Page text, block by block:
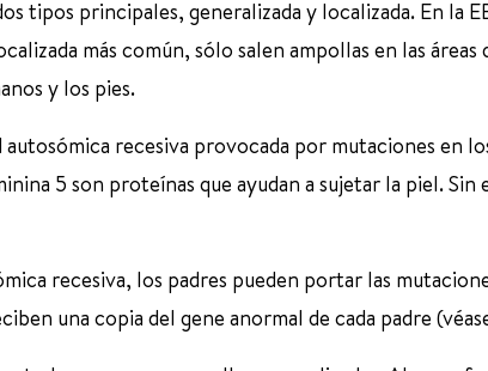
tipos principales, generalizada y localizada. En la
más común, sólo salen ampollas en las
y los pies.
autosómica recesiva provocada por mutaciones en
5 son proteínas que ayudan a sujetar la piel.
recesiva, los padres pueden portar las
una copia del gene anormal de cada padre